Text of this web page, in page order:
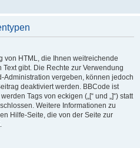
von HTML, die Ihnen weitreichende
gibt. Die Rechte zur Verwendung
vergeben, können jedoch
deaktiviert werden. BBCode ist
Tags von eckigen („[“ und „]“) statt
Weitere Informationen zu
Hilfe-Seite, die von der Seite zur